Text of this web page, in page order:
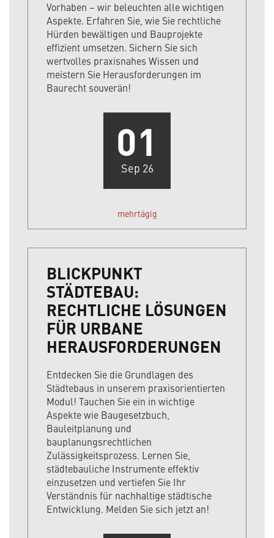
Vorhaben – wir beleuchten alle wichtigen
Aspekte. Erfahren Sie, wie Sie rechtliche
Hürden bewältigen und Bauprojekte
effizient umsetzen. Sichern Sie sich
wertvolles praxisnahes Wissen und
meistern Sie Herausforderungen im
Baurecht souverän!
01
Sep 26
mehrtägig
BLICKPUNKT
STÄDTEBAU:
RECHTLICHE LÖSUNGEN
FÜR URBANE
HERAUSFORDERUNGEN
Entdecken Sie die Grundlagen des
Städtebaus in unserem praxisorientierten
Modul! Tauchen Sie ein in wichtige
Aspekte wie Baugesetzbuch,
Bauleitplanung und
bauplanungsrechtlichen
Zulässigkeitsprozess. Lernen Sie,
städtebauliche Instrumente effektiv
einzusetzen und vertiefen Sie Ihr
Verständnis für nachhaltige städtische
Entwicklung. Melden Sie sich jetzt an!